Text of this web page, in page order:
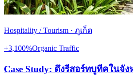
Hospitality / Tourism · ภูเก็ต
+3,100%Organic Traffic
Case Study: ดึงรีสอร์ทบูทีคในจั